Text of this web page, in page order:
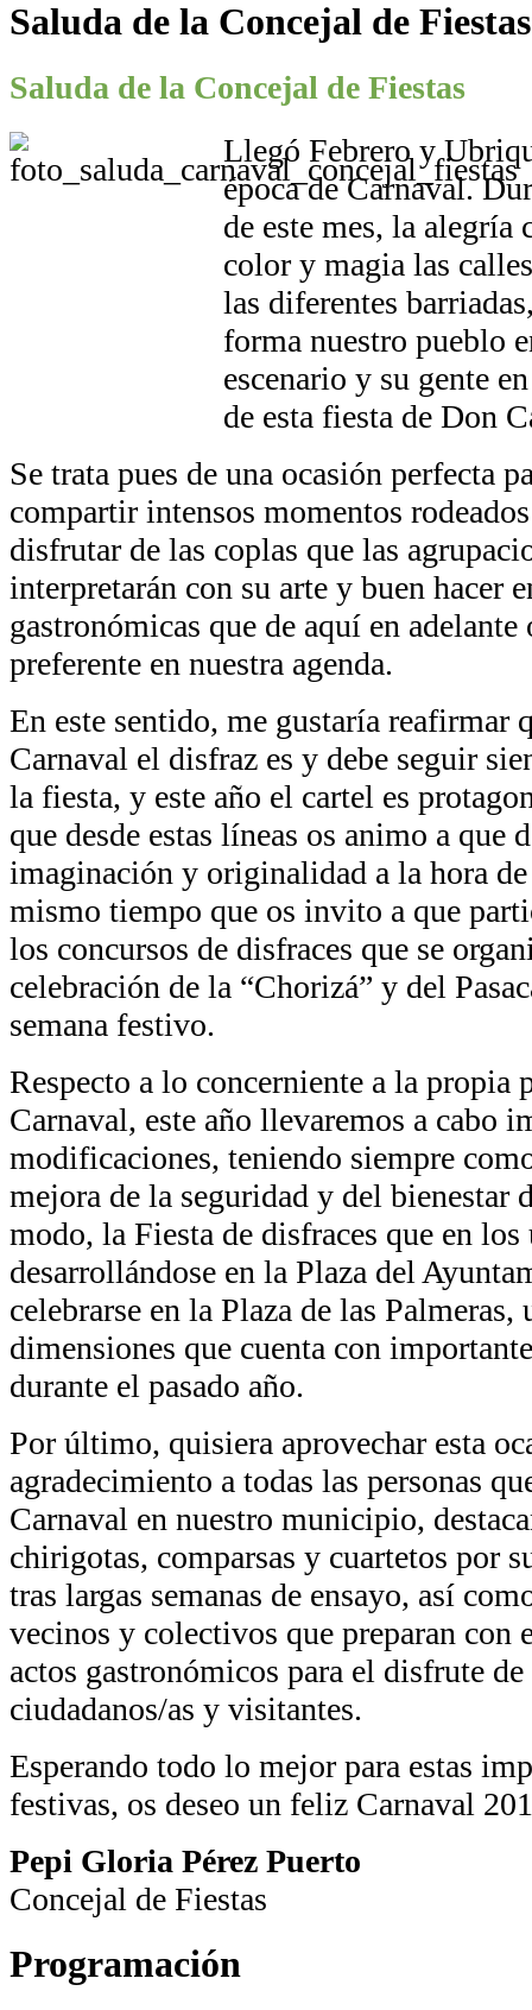
Saluda de la Concejal de Fiestas
Saluda de la Concejal de Fiestas
Llegó Febrero y
época de Carnaval.
de este mes, la alegría
color y magia las
las diferentes
forma nuestro pueblo
escenario y su gente
de esta fiesta de Don
Se trata pues de una ocasión perfecta
compartir intensos momentos
disfrutar de las coplas que las
interpretarán con su arte y buen hacer
gastronómicas que de aquí en
preferente en nuestra agenda.
En este sentido, me gustaría reafirmar
Carnaval el disfraz es y debe seguir
la fiesta, y este año el cartel es
que desde estas líneas os animo a que
imaginación y originalidad a la hora
mismo tiempo que os invito a que
los concursos de disfraces que se
celebración de la “Chorizá” y del
semana festivo.
Respecto a lo concerniente a la propia
Carnaval, este año llevaremos a cabo
modificaciones, teniendo siempre
mejora de la seguridad y del bienestar
modo, la Fiesta de disfraces que en
desarrollándose en la Plaza del
celebrarse en la Plaza de las
dimensiones que cuenta con
durante el pasado año.
Por último, quisiera aprovechar esta
agradecimiento a todas las personas
Carnaval en nuestro municipio,
chirigotas, comparsas y cuartetos por
tras largas semanas de ensayo, así
vecinos y colectivos que preparan con
actos gastronómicos para el disfrute
ciudadanos/as y visitantes.
Esperando todo lo mejor para estas
festivas, os deseo un feliz Carnaval
Pepi Gloria Pérez Puerto
Concejal de Fiestas
Programación